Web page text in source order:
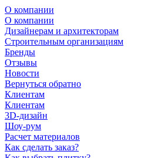
О компании
О компании
Дизайнерам и архитекторам
Строительным организациям
Бренды
Отзывы
Новости
Вернуться обратно
Клиентам
Клиентам
3D-дизайн
Шоу-рум
Расчет материалов
Как сделать заказ?